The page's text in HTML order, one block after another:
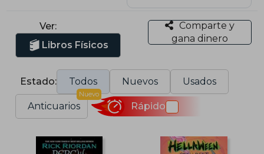
Ver:
Libros Físicos
Comparte y
gana dinero
Estado: Todos Nuevos Usados
Anticuarios
Nuevo
Rápido